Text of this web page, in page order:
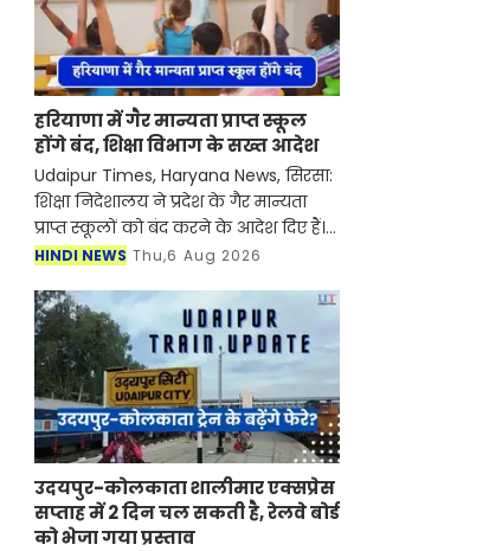
हरियाणा में गैर मान्यता प्राप्त स्कूल
होंगे बंद, शिक्षा विभाग के सख्त आदेश
Udaipur Times, Haryana News, सिरसा:
शिक्षा निदेशालय ने प्रदेश के गैर मान्यता
प्राप्त स्कूलों को बंद करने के आदेश दिए हैं।
जिला शिक्षा अधिकारियों से रिपोर्ट मांगी है,
HINDI NEWS Thu,6 Aug 2026
उदयपुर-कोलकाता शालीमार एक्सप्रेस
सप्ताह में 2 दिन चल सकती है, रेलवे बोर्ड
को भेजा गया प्रस्ताव